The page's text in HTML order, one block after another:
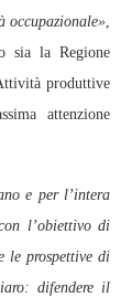
occupazionale»
sia la Regione
produttive
attenzione
e per l’intera
l’obiettivo di
le prospettive di
difendere il